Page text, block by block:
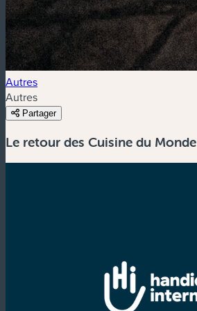
Autres
Autres
Partager
Le retour des Cuisine du Monde